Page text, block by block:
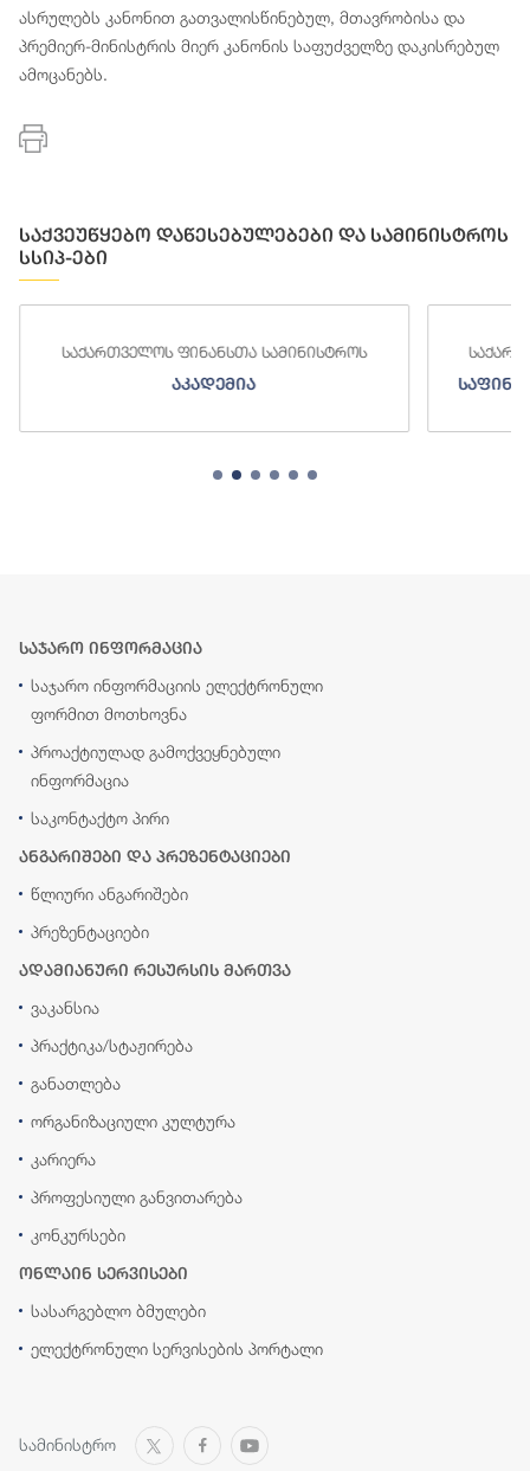
ასრულებს კანონით გათვალისწინებულ, მთავრობისა და
პრემიერ-მინისტრის მიერ კანონის საფუძველზე დაკისრებულ
ამოცანებს.
საქვეუწყებო დაწესებულებები და სამინისტროს
სსიპ-ები
საქართველოს ფინანსთა სამინისტროს
აკადემია
საჯარო ინფორმაცია
საჯარო ინფორმაციის ელექტრონული
ფორმით მოთხოვნა
პროაქტიულად გამოქვეყნებული
ინფორმაცია
საკონტაქტო პირი
ანგარიშები და პრეზენტაციები
წლიური ანგარიშები
პრეზენტაციები
ადამიანური რესურსის მართვა
ვაკანსია
პრაქტიკა/სტაჟირება
განათლება
ორგანიზაციული კულტურა
კარიერა
პროფესიული განვითარება
კონკურსები
ონლაინ სერვისები
სასარგებლო ბმულები
ელექტრონული სერვისების პორტალი
სამინისტრო